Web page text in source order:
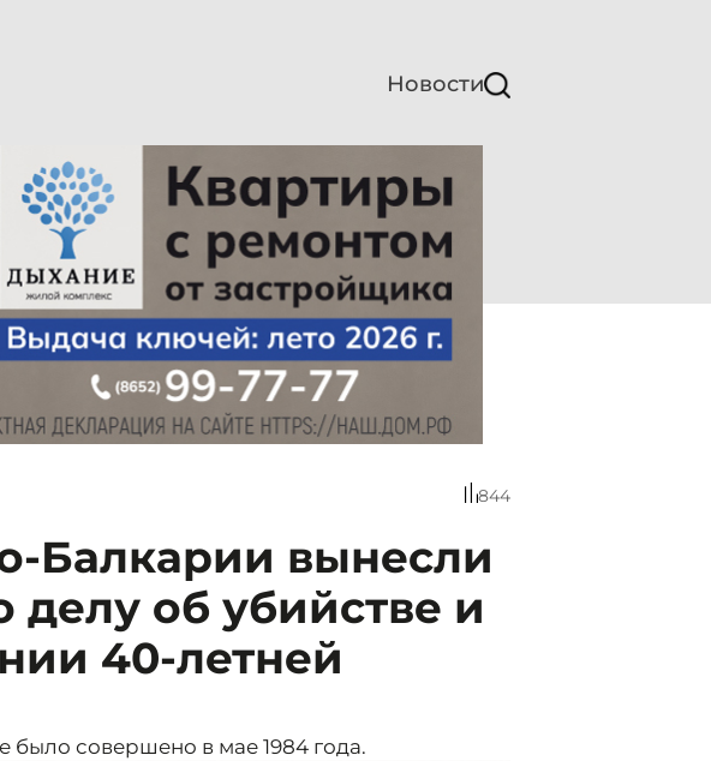
Новости
844
Балкарии вынесли
делу об убийстве и
40-летней
было совершено в мае 1984 года.